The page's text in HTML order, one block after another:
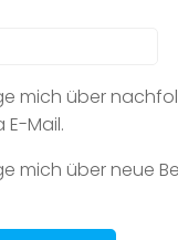
mich über
Mail.
mich über neue